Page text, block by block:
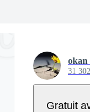
okan
31
Gratuit